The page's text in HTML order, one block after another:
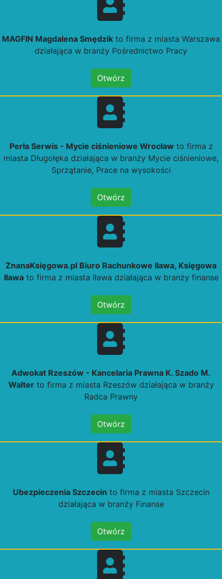
MAGFIN Magdalena Smędzik to firma z miasta Warszawa
działająca w branży Pośrednictwo Pracy
Otwórz
Perła Serwis - Mycie ciśnieniowe Wrocław to firma z
miasta Długołęka działająca w branży Mycie ciśnieniowe,
Sprzątanie, Prace na wysokości
Otwórz
ZnanaKsięgowa.pl Biuro Rachunkowe Iława, Księgowa
Iławato firma z miasta Iława działająca w branży finanse
Otwórz
Adwokat Rzeszów - Kancelaria Prawna K. Szado M.
Walterto firma z miasta Rzeszów działająca w branży
Radca Prawny
Otwórz
Ubezpieczenia Szczecin to firma z miasta Szczecin
działająca w branży Finanse
Otwórz